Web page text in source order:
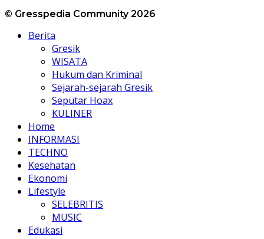
© Gresspedia Community 2026
Berita
Gresik
WISATA
Hukum dan Kriminal
Sejarah-sejarah Gresik
Seputar Hoax
KULINER
Home
INFORMASI
TECHNO
Kesehatan
Ekonomi
Lifestyle
SELEBRITIS
MUSIC
Edukasi